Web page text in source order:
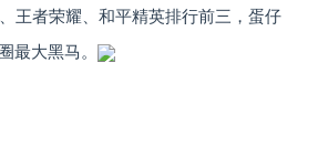
王者荣耀、和平精英排行前三，蛋仔
最大黑马。